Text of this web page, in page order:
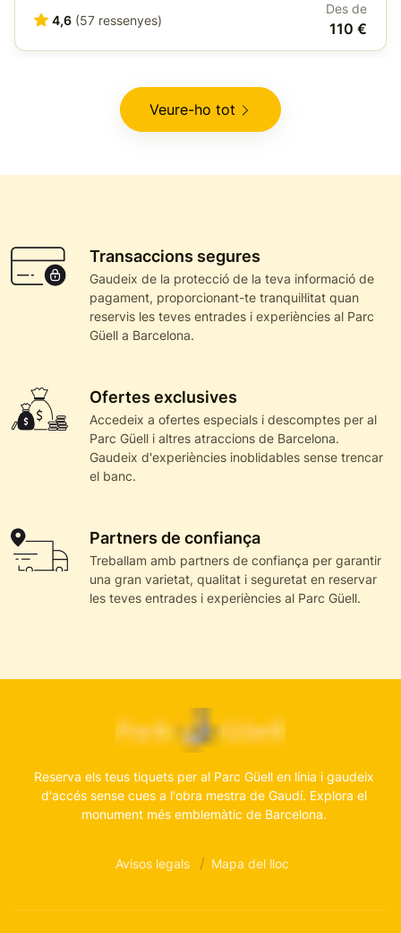
4,6 (57 ressenyes)
Des de
110 €
Veure-ho tot
Transaccions segures
Gaudeix de la protecció de la teva informació de
pagament, proporcionant-te tranquil·litat quan
reservis les teves entrades i experiències al Parc
Güell a Barcelona.
Ofertes exclusives
Accedeix a ofertes especials i descomptes per al
Parc Güell i altres atraccions de Barcelona.
Gaudeix d'experiències inoblidables sense trencar
el banc.
Partners de confiança
Treballam amb partners de confiança per garantir
una gran varietat, qualitat i seguretat en reservar
les teves entrades i experiències al Parc Güell.
Reserva els teus tiquets per al Parc Güell en línia i gaudeix
d'accés sense cues a l'obra mestra de Gaudí. Explora el
monument més emblemàtic de Barcelona.
Avisos legals Mapa del lloc